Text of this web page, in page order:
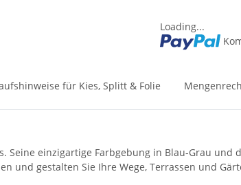
Loading...
für Kies, Splitt & Folie
Seine einzigartige Farbgebung in Blau-Grau
und gestalten Sie Ihre Wege, Terrassen und